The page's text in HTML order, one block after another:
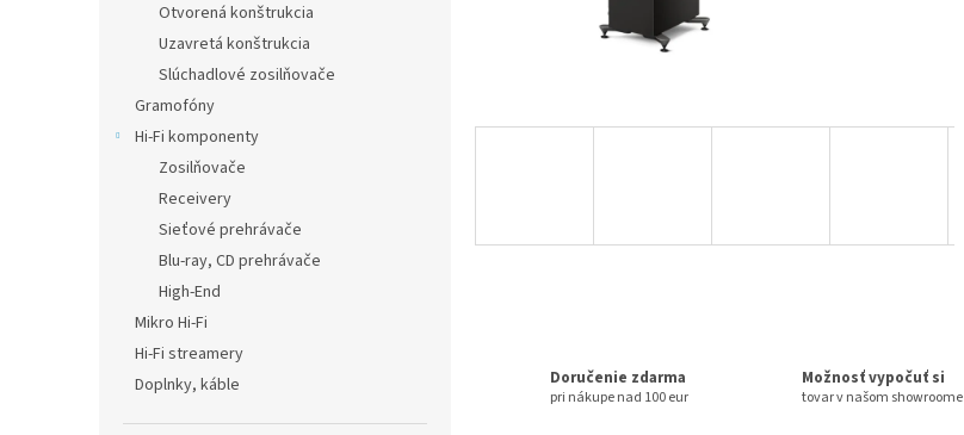
Otvorená konštrukcia
Uzavretá konštrukcia
Slúchadlové zosilňovače
Gramofóny
Hi-Fi komponenty
Zosilňovače
Receivery
Sieťové prehrávače
Blu-ray, CD prehrávače
High-End
Mikro Hi-Fi
Hi-Fi streamery
Doplnky, káble
Doručenie zdarma
pri nákupe nad 100 eur
Možnosť vypočuť si
tovar v našom showroome